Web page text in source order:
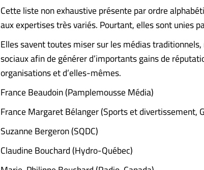
Cette liste non exhaustive présente par ordre
aux expertises très variés. Pourtant, elles sont unies
Elles savent toutes miser sur les médias
sociaux afin de générer d’importants gains de
organisations et d’elles-mêmes.
France Beaudoin (Pamplemousse Média)
France Margaret Bélanger (Sports et divertissement,
Suzanne Bergeron (SQDC)
Claudine Bouchard (Hydro-Québec)